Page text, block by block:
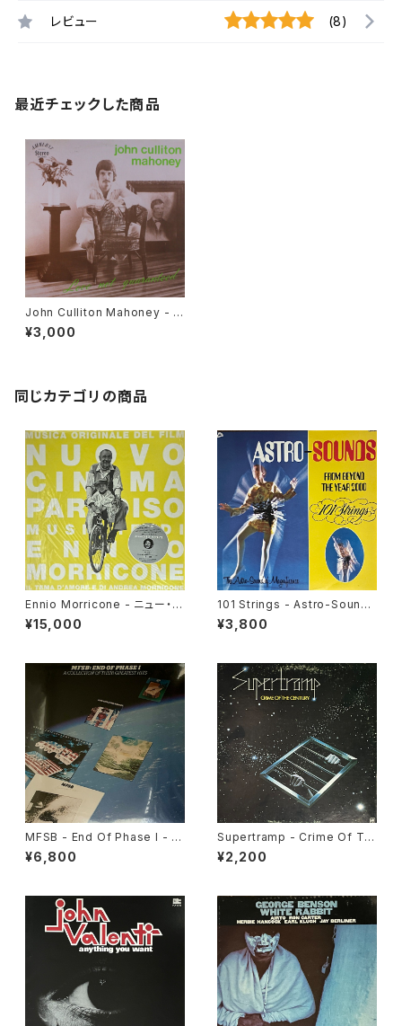
レビュー (8)
最近チェックした商品
John Culliton Mahoney - L
ove Not Guaranteed [Amh
erst / 1973]
¥3,000
同じカテゴリの商品
Ennio Morricone - ニュー・シ
ネマ・パラダイス (Nuovo Cine
ma Paradiso) [Volcano / 20
¥15,000
101 Strings - Astro-Sounds
From Beyond The Year 20
00 [Licorice Soul / 2004 R
¥3,800
MFSB - End Of Phase I - A
Collection Of Their Greate
st Hits [Philadelphia Intern
¥6,800
Supertramp - Crime Of Th
e Century [A&M Records /
1974]
¥2,200